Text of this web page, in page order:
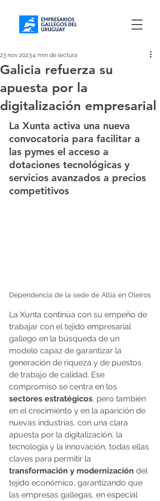
Galicia refuerza su
apuesta por la
digitalización empresarial
23 nov 20234 min de lectura
La Xunta activa una nueva
convocatoria para facilitar a
las pymes el acceso a
dotaciones tecnológicas y
servicios avanzados a precios
competitivos
Dependencia de la sede de Altia en Oleiros
La Xunta continúa con su empeño de
trabajar con el tejido empresarial
gallego en la búsqueda de un
modelo capaz de garantizar la
generación de riqueza y de puestos
de trabajo de calidad. Ese
compromiso se centra en los
sectores estratégicos, pero también
en el crecimiento y en la aparición de
nuevas industrias, con una clara
apuesta por la digitalización, la
tecnología y la innovación, todas ellas
claves para permitir la
transformación y modernización del
tejido económico, garantizando que
las empresas gallegas, en especial